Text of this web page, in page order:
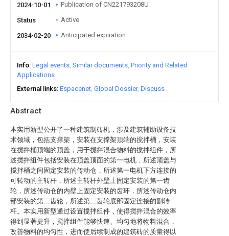
Abstract
本实用新型公开了一种建筑制砖机，涉及建筑辅助设备技
术领域，包括支撑架，安装在支撑架顶端的搅拌桶，安装
在搅拌桶顶端的顶盖，用于搅拌混合物料的搅拌组件，所
述搅拌组件包括安装在顶盖顶面的第一电机，所述顶盖与
搅拌桶之间固定安装的传动仓，所述第一电机下方连接的
可转动的主转杆，所述主转杆外壁上固定安装的第一齿
轮，所述传动仓的内壁上固定安装的齿环，所述传动仓内
部安装的第二齿轮，所述第二齿轮底部固定连接的副转
杆。本实用新型通过设置搅拌组件，使得搅拌混合的效率
得到显著提升，搅拌组件能够快速、均匀地将物料混合，
改善物料的均匀性，进而使后续制成的建筑砖的质量得以
2024-10-01 Publication of CN221793208U
Status Active
2034-02-20 Anticipated expiration
Info Legal events Similar documents Priority and Related
Applications
External links Espacenet Global Dossier Discuss